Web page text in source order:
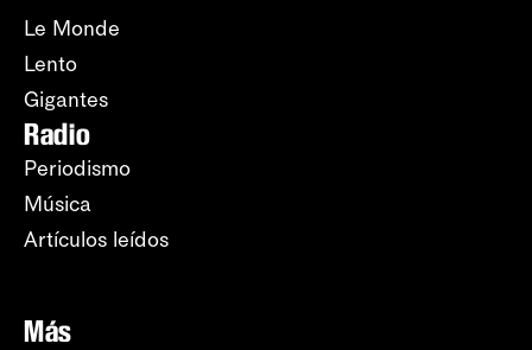
Le Monde
Lento
Gigantes
Radio
Periodismo
Música
Artículos leídos
Más